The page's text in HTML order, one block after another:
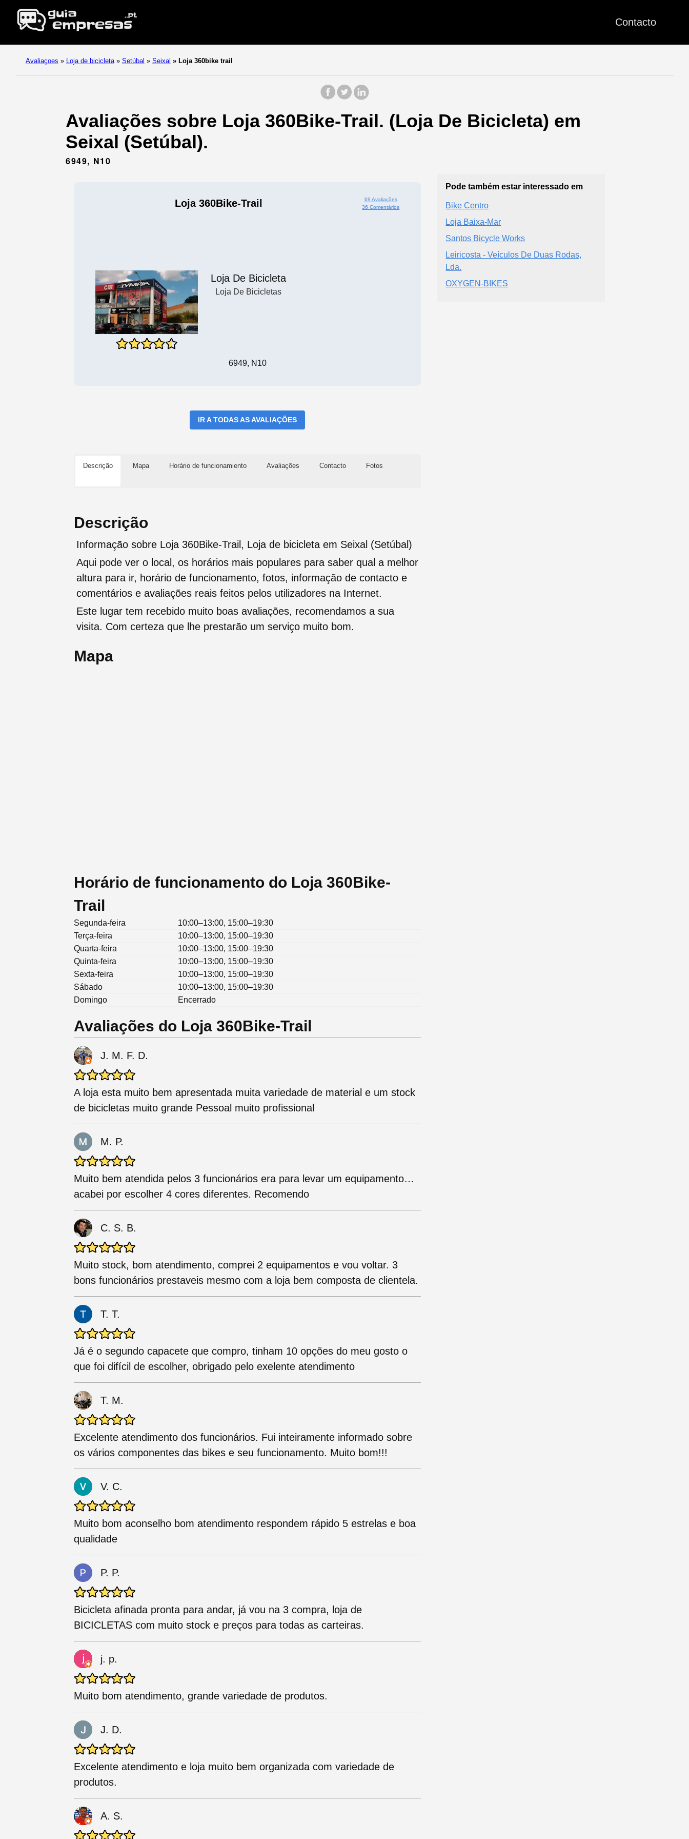
Contacto
Avaliaçoes » Loja de bicicleta » Setúbal » Seixal » Loja 360bike trail
Avaliações sobre Loja 360Bike-Trail. (Loja De Bicicleta) em
Seixal (Setúbal).
6949, N10
Loja 360Bike-Trail
69 Avaliações
36 Comentários
Loja De Bicicleta
Loja De Bicicletas
6949, N10
IR A TODAS AS AVALIAÇÕES
Descrição Mapa Horário de funcionamiento Avaliações Contacto Fotos
Descrição
Informação sobre Loja 360Bike-Trail, Loja de bicicleta em Seixal (Setúbal)
Aqui pode ver o local, os horários mais populares para saber qual a melhor
altura para ir, horário de funcionamento, fotos, informação de contacto e
comentários e avaliações reais feitos pelos utilizadores na Internet.
Este lugar tem recebido muito boas avaliações, recomendamos a sua
visita. Com certeza que lhe prestarão um serviço muito bom.
Mapa
Horário de funcionamento do Loja 360Bike-
Trail
Segunda-feira
10:00–13:00, 15:00–19:30
Terça-feira
10:00–13:00, 15:00–19:30
Quarta-feira
10:00–13:00, 15:00–19:30
Quinta-feira
10:00–13:00, 15:00–19:30
Sexta-feira
10:00–13:00, 15:00–19:30
Sábado
10:00–13:00, 15:00–19:30
Domingo
Encerrado
Avaliações do Loja 360Bike-Trail
J. M. F. D.
A loja esta muito bem apresentada muita variedade de material e um stock
de bicicletas muito grande Pessoal muito profissional
M. P.
Muito bem atendida pelos 3 funcionários era para levar um equipamento…
acabei por escolher 4 cores diferentes. Recomendo
C. S. B.
Muito stock, bom atendimento, comprei 2 equipamentos e vou voltar. 3
bons funcionários prestaveis mesmo com a loja bem composta de clientela.
T. T.
Já é o segundo capacete que compro, tinham 10 opções do meu gosto o
que foi difícil de escolher, obrigado pelo exelente atendimento
T. M.
Excelente atendimento dos funcionários. Fui inteiramente informado sobre
os vários componentes das bikes e seu funcionamento. Muito bom!!!
V. C.
Muito bom aconselho bom atendimento respondem rápido 5 estrelas e boa
qualidade
P. P.
Bicicleta afinada pronta para andar, já vou na 3 compra, loja de
BICICLETAS com muito stock e preços para todas as carteiras.
j. p.
Muito bom atendimento, grande variedade de produtos.
J. D.
Excelente atendimento e loja muito bem organizada com variedade de
produtos.
A. S.
Pode também estar interessado em
Bike Centro
Loja Baixa-Mar
Santos Bicycle Works
Leiricosta - Veículos De Duas Rodas,
Lda.
OXYGEN-BIKES